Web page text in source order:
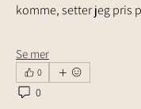
komme, setter jeg pris
Se mer
0
0